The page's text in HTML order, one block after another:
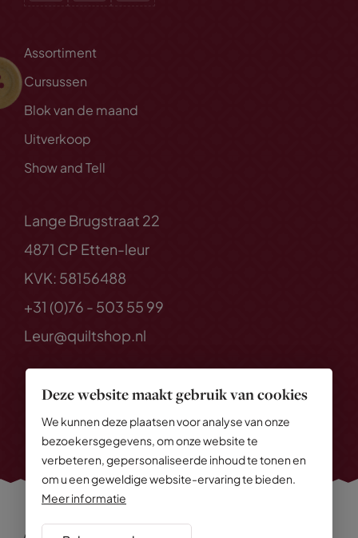
Deze website maakt gebruik van cookies
We kunnen deze plaatsen voor analyse van onze
bezoekersgegevens, om onze website te
verbeteren, gepersonaliseerde inhoud te tonen en
om u een geweldige website-ervaring te bieden.
Meer informatie
Assortiment
Cursussen
Blok van de maand
Uitverkoop
Show and Tell
Lange Brugstraat 22
4871 CP Etten-leur
KVK: 58156488
+31 (0)76 - 503 55 99
Leur@quiltshop.nl
Alle rechten voorbehouden